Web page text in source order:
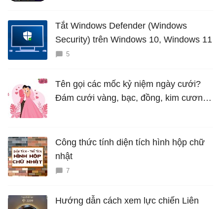
Tắt Windows Defender (Windows
Security) trên Windows 10, Windows 11
5
Tên gọi các mốc kỷ niệm ngày cưới?
Đám cưới vàng, bạc, đồng, kim cương
Công thức tính diện tích hình hộp chữ
nhật
7
Hướng dẫn cách xem lực chiến Liên